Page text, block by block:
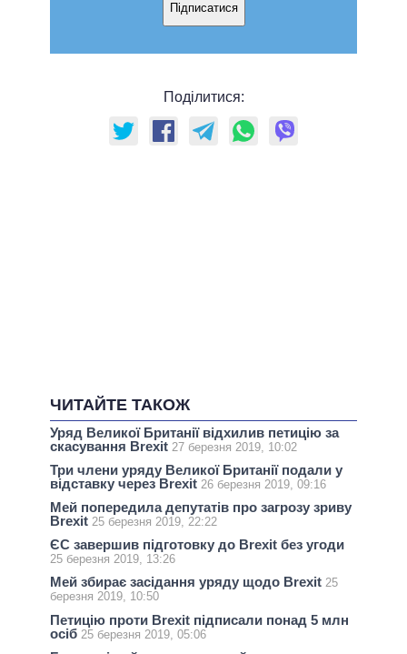
Підписатися
Поділитися:
ЧИТАЙТЕ ТАКОЖ
Уряд Великої Британії відхилив петицію за
скасування Brexit 27 березня 2019, 10:02
Три члени уряду Великої Британії подали у
відставку через Brexit 26 березня 2019, 09:16
Мей попередила депутатів про загрозу зриву
Brexit 25 березня 2019, 22:22
ЄС завершив підготовку до Brexit без угоди
25 березня 2019, 13:26
Мей збирає засідання уряду щодо Brexit 25
березня 2019, 10:50
Петицію проти Brexit підписали понад 5 млн
осіб 25 березня 2019, 05:06